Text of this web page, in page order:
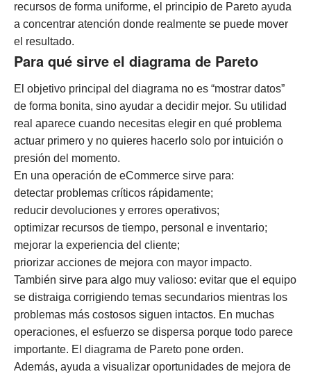
recursos de forma uniforme, el principio de Pareto ayuda
a concentrar atención donde realmente se puede mover
el resultado.
Para qué sirve el diagrama de Pareto
El objetivo principal del diagrama no es “mostrar datos”
de forma bonita, sino ayudar a decidir mejor. Su utilidad
real aparece cuando necesitas elegir en qué problema
actuar primero y no quieres hacerlo solo por intuición o
presión del momento.
En una operación de eCommerce sirve para:
detectar problemas críticos rápidamente;
reducir devoluciones y errores operativos;
optimizar recursos de tiempo, personal e inventario;
mejorar la experiencia del cliente;
priorizar acciones de mejora con mayor impacto.
También sirve para algo muy valioso: evitar que el equipo
se distraiga corrigiendo temas secundarios mientras los
problemas más costosos siguen intactos. En muchas
operaciones, el esfuerzo se dispersa porque todo parece
importante. El diagrama de Pareto pone orden.
Además, ayuda a visualizar oportunidades de mejora de